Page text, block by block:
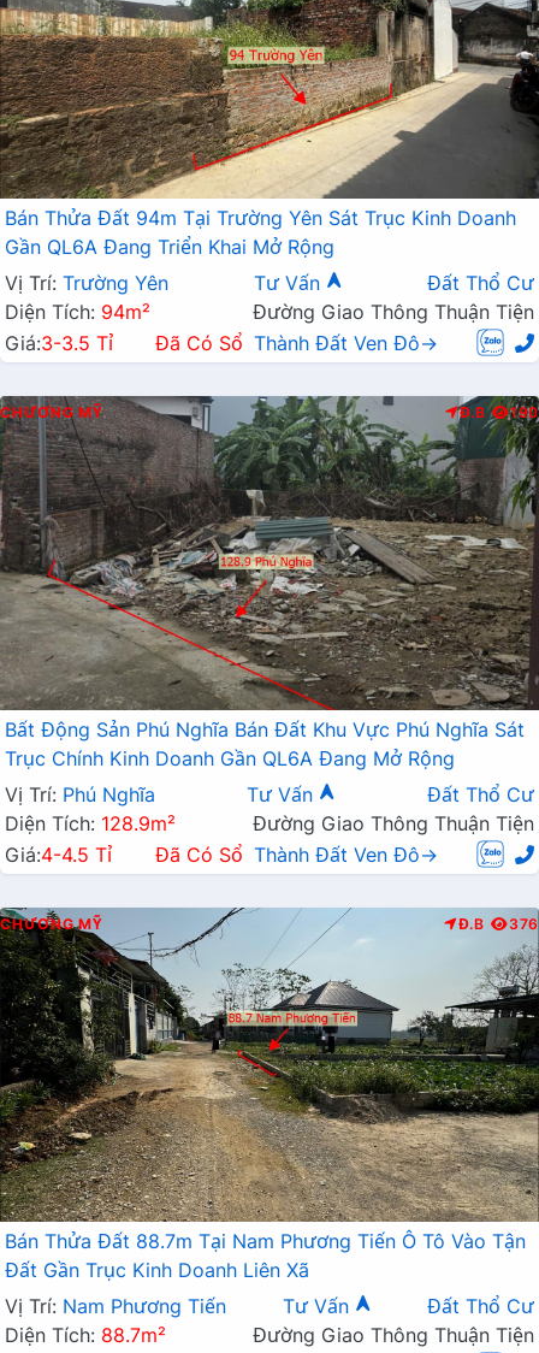
Bán Thửa Đất 94m Tại Trường Yên Sát Trục Kinh Doanh
Gần QL6A Đang Triển Khai Mở Rộng
Vị Trí: Trường Yên Tư Vấn
Đất Thổ Cư
Diện Tích: 94m²
Đường Giao Thông Thuận Tiện
Giá:3-3.5 Tỉ Đã Có Sổ Thành Đất Ven Đô→
CHƯƠNG MỸ Đ.B 190
Bất Động Sản Phú Nghĩa Bán Đất Khu Vực Phú Nghĩa Sát
Trục Chính Kinh Doanh Gần QL6A Đang Mở Rộng
Vị Trí: Phú Nghĩa Tư Vấn
Đất Thổ Cư
Diện Tích: 128.9m²
Đường Giao Thông Thuận Tiện
Giá:4-4.5 Tỉ Đã Có Sổ Thành Đất Ven Đô→
CHƯƠNG MỸ Đ.B 376
Bán Thửa Đất 88.7m Tại Nam Phương Tiến Ô Tô Vào Tận
Đất Gần Trục Kinh Doanh Liên Xã
Vị Trí: Nam Phương Tiến Tư Vấn
Đất Thổ Cư
Diện Tích: 88.7m²
Đường Giao Thông Thuận Tiện